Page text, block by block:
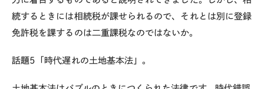
続するときには相続税が課せられるので、それとは別に登録
免許税を課するのは二重課税なのではないか。
話題5「時代遅れの土地基本法」。